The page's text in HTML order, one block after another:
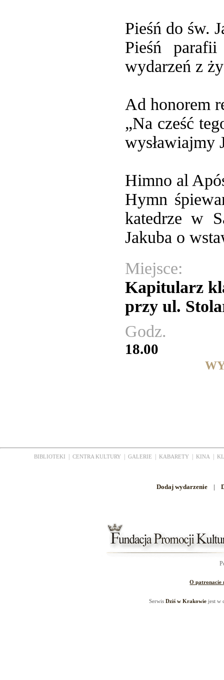
Pieśń do św.
Pieśń
wydarzeń z
Ad honorem
„Na cześć
Himno al
Hymn
katedrze w
Jakuba o
Miejsce:
Kapitularz
przy ul.
Godz.
18.00
BIBLIOTEKI CENTRA KULTURY GALERIE KABARETY KINA
Dodaj wydarzenie |
O patronacie
SerwisDziś w Krakowie jest w